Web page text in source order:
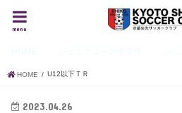
menu
HOME U12以下ＴＲ
2023.04.26